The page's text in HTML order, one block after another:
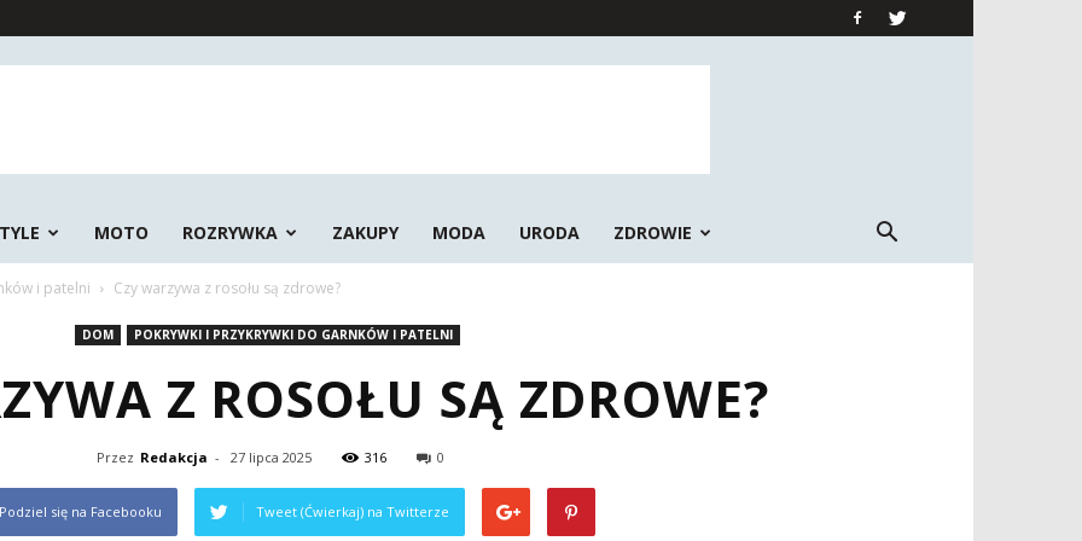
MOTO ROZRYWKA ZAKUPY MODA URODA ZDROWIE
i patelni Czy warzywa z rosołu są zdrowe?
DOM POKRYWKI I PRZYKRYWKI DO GARNKÓW I PATELNI
Z ROSOŁU SĄ ZDROWE?
Przez Redakcja - 27 lipca 2025 316 0
Podziel się na Facebooku Tweet (Ćwierkaj) na Twitterze